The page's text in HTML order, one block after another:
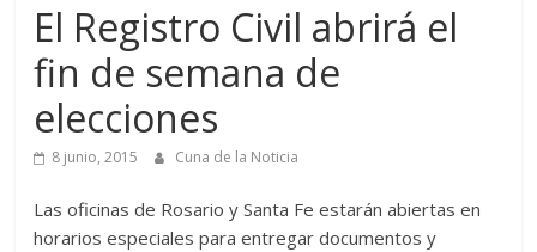
El Registro Civil abrirá el
fin de semana de
elecciones
8 junio, 2015 Cuna de la Noticia
Las oficinas de Rosario y Santa Fe estarán abiertas en
horarios especiales para entregar documentos y